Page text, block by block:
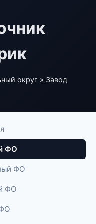
округ » Завод
ФО
ФО
ФО